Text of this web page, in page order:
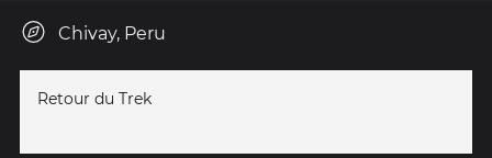
Chivay, Peru
Retour du Trek